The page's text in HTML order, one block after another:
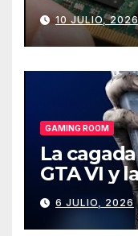
de PCs
10 JULIO, 2026
GAMING ROOM
La
GTA VI y
Gaming
6 JULIO, 2026